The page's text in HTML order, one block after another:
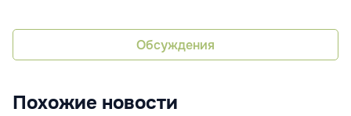
Обсуждения
Похожие новости